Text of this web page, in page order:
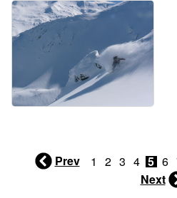
Prev 1 2 3 4 5 6
Next